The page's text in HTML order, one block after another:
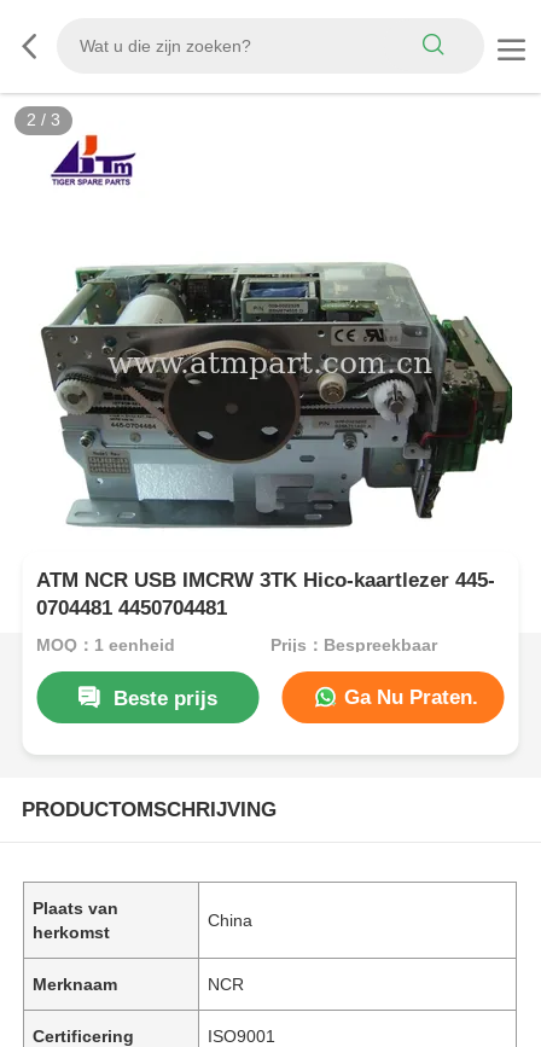
2 / 3
ATM NCR USB IMCRW 3TK Hico-kaartlezer 445-
0704481 4450704481
MOQ：1 eenheid Prijs：Bespreekbaar
Beste prijs Ga Nu Praten.
PRODUCTOMSCHRIJVING
Plaats van
herkomst
China
Merknaam NCR
Certificering ISO9001